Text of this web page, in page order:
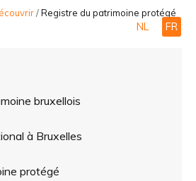
avancée…
/Registre du patrimoine protégé
NL FR
bruxellois
à Bruxelles
protégé